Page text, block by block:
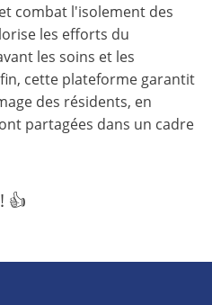
combat l'isolement des
les efforts du
les soins et les
cette plateforme garantit
des résidents, en
partagées dans un cadre
👍